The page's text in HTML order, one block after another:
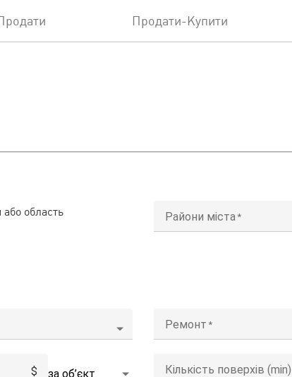
Продати-Купити
область Райони міста
$
Ремонт
Кількість поверхів (min)